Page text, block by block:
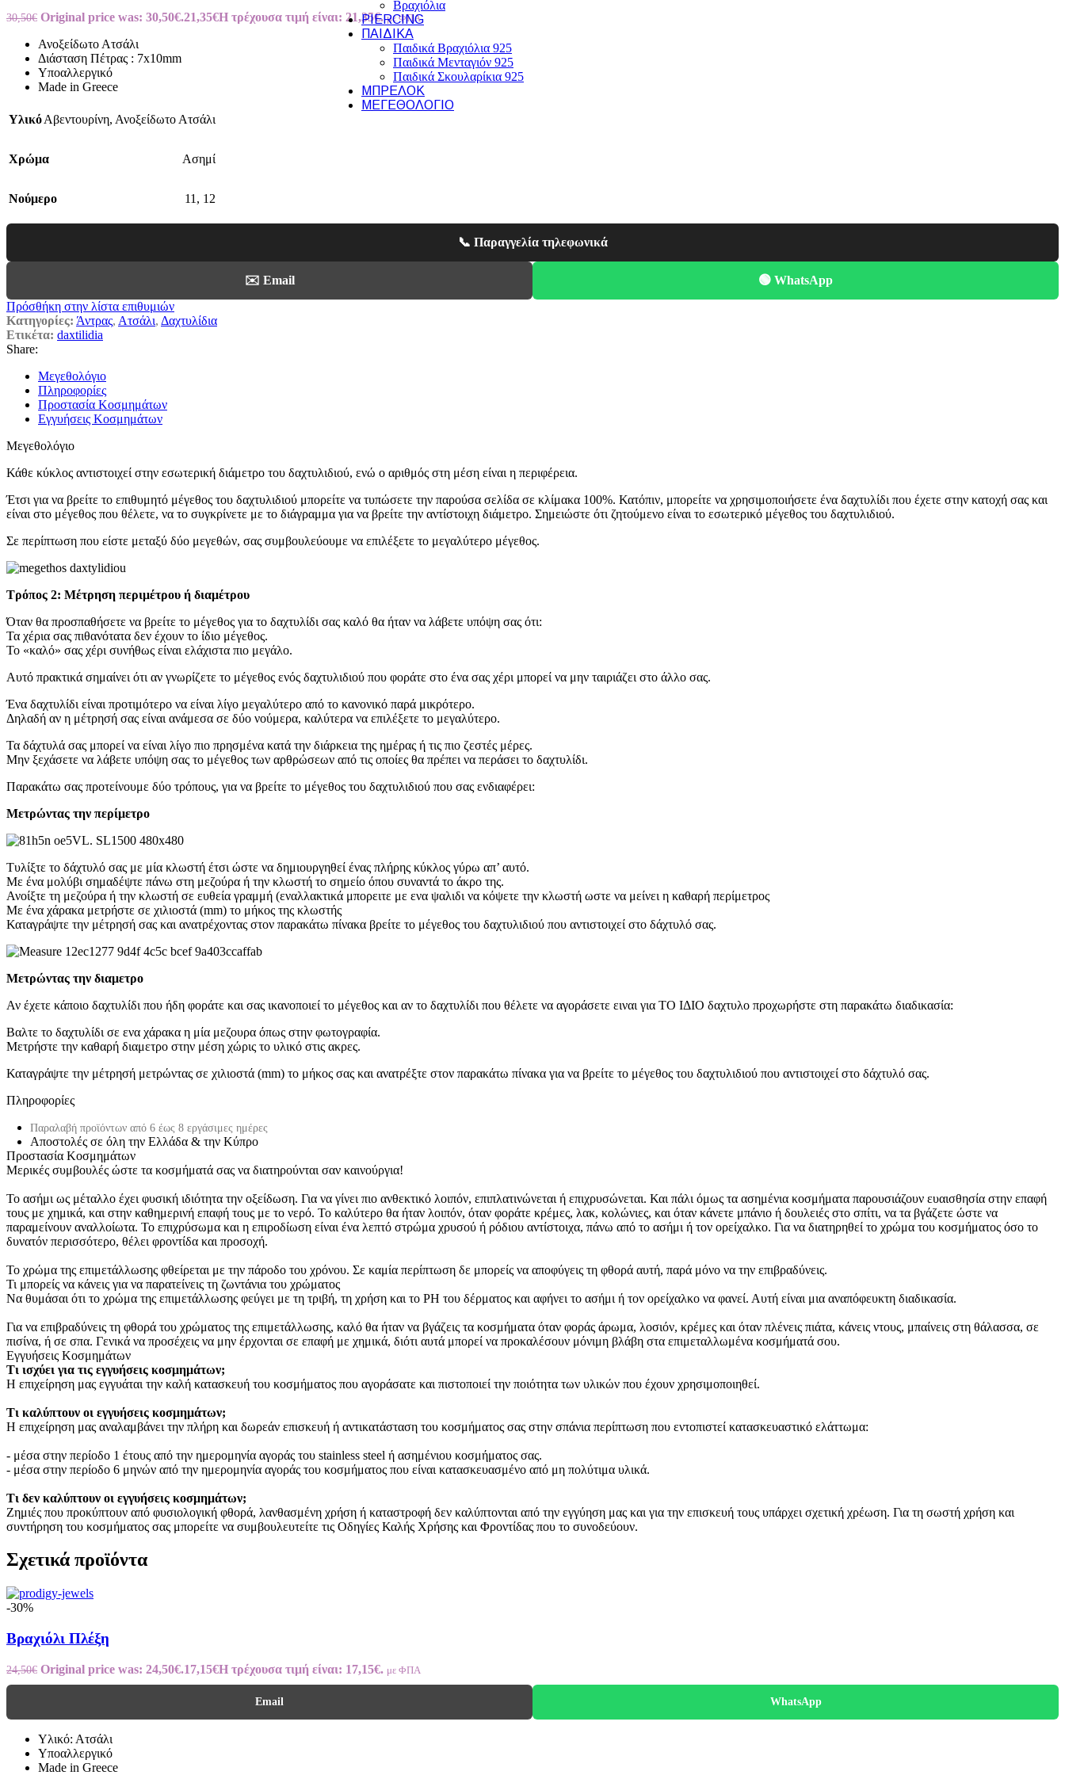
Βραχιόλια
PIERCING
ΠΑΙΔΙΚΆ
Παιδικά Βραχιόλια 925
Παιδικά Μενταγιόν 925
Παιδικά Σκουλαρίκια 925
ΜΠΡΕΛΌΚ
ΜΕΓΕΘΟΛΌΓΙΟ
30,50€ Original price was: 30,50€.21,35€Η τρέχουσα τιμή είναι: 21,35€. με ΦΠΑ
Ανοξείδωτο Ατσάλι
Διάσταση Πέτρας : 7x10mm
Υποαλλεργικό
Made in Greece
ΥλικόΑβεντουρίνη, Ανοξείδωτο Ατσάλι
Χρώμα Ασημί
Νούμερο 11 , 12
📞 Παραγγελία τηλεφωνικά
✉️ Email
🟢 WhatsApp
Πρόσθήκη στην λίστα επιθυμιών
Κατηγορίες: Άντρας, Ατσάλι, Δαχτυλίδια
Ετικέτα: daxtilidia
Share:
Μεγεθολόγιο
Πληροφορίες
Προστασία Κοσμημάτων
Εγγυήσεις Κοσμημάτων
Μεγεθολόγιο
Κάθε κύκλος αντιστοιχεί στην εσωτερική διάμετρο του δαχτυλιδιού, ενώ ο αριθμός στη μέση είναι η περιφέρεια.
Έτσι για να βρείτε το επιθυμητό μέγεθος του δαχτυλιδιού μπορείτε να τυπώσετε την παρούσα σελίδα σε κλίμακα 100%. Κατόπιν, μπορείτε να χρησιμοποιήσετε ένα δαχτυλίδι που έχετε στην κατοχή σας και
είναι στο μέγεθος που θέλετε, να το συγκρίνετε με το διάγραμμα για να βρείτε την αντίστοιχη διάμετρο. Σημειώστε ότι ζητούμενο είναι το εσωτερικό μέγεθος του δαχτυλιδιού.
Σε περίπτωση που είστε μεταξύ δύο μεγεθών, σας συμβουλεύουμε να επιλέξετε το μεγαλύτερο μέγεθος.
Τρόπος 2: Μέτρηση περιμέτρου ή διαμέτρου
Όταν θα προσπαθήσετε να βρείτε το μέγεθος για το δαχτυλίδι σας καλό θα ήταν να λάβετε υπόψη σας ότι:
Τα χέρια σας πιθανότατα δεν έχουν το ίδιο μέγεθος.
Το «καλό» σας χέρι συνήθως είναι ελάχιστα πιο μεγάλο.
Αυτό πρακτικά σημαίνει ότι αν γνωρίζετε το μέγεθος ενός δαχτυλιδιού που φοράτε στο ένα σας χέρι μπορεί να μην ταιριάζει στο άλλο σας.
Ένα δαχτυλίδι είναι προτιμότερο να είναι λίγο μεγαλύτερο από το κανονικό παρά μικρότερο.
Δηλαδή αν η μέτρησή σας είναι ανάμεσα σε δύο νούμερα, καλύτερα να επιλέξετε το μεγαλύτερο.
Τα δάχτυλά σας μπορεί να είναι λίγο πιο πρησμένα κατά την διάρκεια της ημέρας ή τις πιο ζεστές μέρες.
Μην ξεχάσετε να λάβετε υπόψη σας το μέγεθος των αρθρώσεων από τις οποίες θα πρέπει να περάσει το δαχτυλίδι.
Παρακάτω σας προτείνουμε δύο τρόπους, για να βρείτε το μέγεθος του δαχτυλιδιού που σας ενδιαφέρει:
Μετρώντας την περίμετρο
Τυλίξτε το δάχτυλό σας με μία κλωστή έτσι ώστε να δημιουργηθεί ένας πλήρης κύκλος γύρω απ’ αυτό.
Με ένα μολύβι σημαδέψτε πάνω στη μεζούρα ή την κλωστή το σημείο όπου συναντά το άκρο της.
Ανοίξτε τη μεζούρα ή την κλωστή σε ευθεία γραμμή (εναλλακτικά μπορειτε με ενα ψαλιδι να κόψετε την κλωστή ωστε να μείνει η καθαρή περίμετρος
Με ένα χάρακα μετρήστε σε χιλιοστά (mm) το μήκος της κλωστής
Καταγράψτε την μέτρησή σας και ανατρέχοντας στον παρακάτω πίνακα βρείτε το μέγεθος του δαχτυλιδιού που αντιστοιχεί στο δάχτυλό σας.
Μετρώντας την διαμετρο
Αν έχετε κάποιο δαχτυλίδι που ήδη φοράτε και σας ικανοποιεί το μέγεθος και αν το δαχτυλίδι που θέλετε να αγοράσετε ειναι για ΤΟ ΙΔΙΟ δαχτυλο προχωρήστε στη παρακάτω διαδικασία:
Βαλτε το δαχτυλίδι σε ενα χάρακα η μία μεζουρα όπως στην φωτογραφία.
Μετρήστε την καθαρή διαμετρο στην μέση χώρις το υλικό στις ακρες.
Καταγράψτε την μέτρησή μετρώντας σε χιλιοστά (mm) το μήκος σας και ανατρέξτε στον παρακάτω πίνακα για να βρείτε το μέγεθος του δαχτυλιδιού που αντιστοιχεί στο δάχτυλό σας.
Πληροφορίες
Παραλαβή προϊόντων από 6 έως 8 εργάσιμες ημέρες
Αποστολές σε όλη την Ελλάδα & την Κύπρο
Προστασία Κοσμημάτων
Μερικές συμβουλές ώστε τα κοσμήματά σας να διατηρούνται σαν καινούργια!
Το ασήμι ως μέταλλο έχει φυσική ιδιότητα την οξείδωση. Για να γίνει πιο ανθεκτικό λοιπόν, επιπλατινώνεται ή επιχρυσώνεται. Και πάλι όμως τα ασημένια κοσμήματα παρουσιάζουν ευαισθησία στην επαφή
τους με χημικά, και στην καθημερινή επαφή τους με το νερό. Το καλύτερο θα ήταν λοιπόν, όταν φοράτε κρέμες, λακ, κολώνιες, και όταν κάνετε μπάνιο ή δουλειές στο σπίτι, να τα βγάζετε ώστε να
παραμείνουν αναλλοίωτα. Το επιχρύσωμα και η επιροδίωση είναι ένα λεπτό στρώμα χρυσού ή ρόδιου αντίστοιχα, πάνω από το ασήμι ή τον ορείχαλκο. Για να διατηρηθεί το χρώμα του κοσμήματος όσο το
δυνατόν περισσότερο, θέλει φροντίδα και προσοχή.
Το χρώμα της επιμετάλλωσης φθείρεται με την πάροδο του χρόνου. Σε καμία περίπτωση δε μπορείς να αποφύγεις τη φθορά αυτή, παρά μόνο να την επιβραδύνεις.
Τι μπορείς να κάνεις για να παρατείνεις τη ζωντάνια του χρώματος
Να θυμάσαι ότι το χρώμα της επιμετάλλωσης φεύγει με τη τριβή, τη χρήση και το PH του δέρματος και αφήνει το ασήμι ή τον ορείχαλκο να φανεί. Αυτή είναι μια αναπόφευκτη διαδικασία.
Για να επιβραδύνεις τη φθορά του χρώματος της επιμετάλλωσης, καλό θα ήταν να βγάζεις τα κοσμήματα όταν φοράς άρωμα, λοσιόν, κρέμες και όταν πλένεις πιάτα, κάνεις ντους, μπαίνεις στη θάλασσα, σε
πισίνα, ή σε σπα. Γενικά να προσέχεις να μην έρχονται σε επαφή με χημικά, διότι αυτά μπορεί να προκαλέσουν μόνιμη βλάβη στα επιμεταλλωμένα κοσμήματά σου.
Εγγυήσεις Κοσμημάτων
Τι ισχύει για τις εγγυήσεις κοσμημάτων;
Η επιχείρηση μας εγγυάται την καλή κατασκευή του κοσμήματος που αγοράσατε και πιστοποιεί την ποιότητα των υλικών που έχουν χρησιμοποιηθεί.
Τι καλύπτουν οι εγγυήσεις κοσμημάτων;
Η επιχείρηση μας αναλαμβάνει την πλήρη και δωρεάν επισκευή ή αντικατάσταση του κοσμήματος σας στην σπάνια περίπτωση που εντοπιστεί κατασκευαστικό ελάττωμα:
- μέσα στην περίοδο 1 έτους από την ημερομηνία αγοράς του stainless steel ή ασημένιου κοσμήματος σας.
- μέσα στην περίοδο 6 μηνών από την ημερομηνία αγοράς του κοσμήματος που είναι κατασκευασμένο από μη πολύτιμα υλικά.
Τι δεν καλύπτουν οι εγγυήσεις κοσμημάτων;
Ζημιές που προκύπτουν από φυσιολογική φθορά, λανθασμένη χρήση ή καταστροφή δεν καλύπτονται από την εγγύηση μας και για την επισκευή τους υπάρχει σχετική χρέωση. Για τη σωστή χρήση και
συντήρηση του κοσμήματος σας μπορείτε να συμβουλευτείτε τις Οδηγίες Καλής Χρήσης και Φροντίδας που το συνοδεύουν.
Σχετικά προϊόντα
-30%
Βραχιόλι Πλέξη
24,50€ Original price was: 24,50€.17,15€Η τρέχουσα τιμή είναι: 17,15€. με ΦΠΑ
Email WhatsApp
Υλικό: Ατσάλι
Υποαλλεργικό
Made in Greece